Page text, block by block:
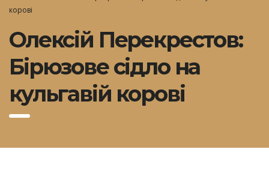
корові
Олексій Перекрестов:
Бірюзове сідло на
кульгавій корові